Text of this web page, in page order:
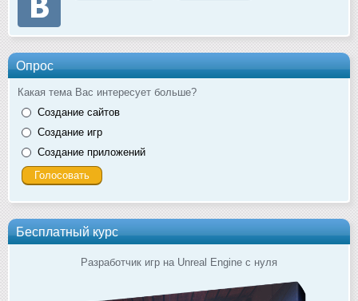
Опрос
Какая тема Вас интересует больше?
Создание сайтов
Создание игр
Создание приложений
Бесплатный курс
Разработчик игр на Unreal Engine с нуля